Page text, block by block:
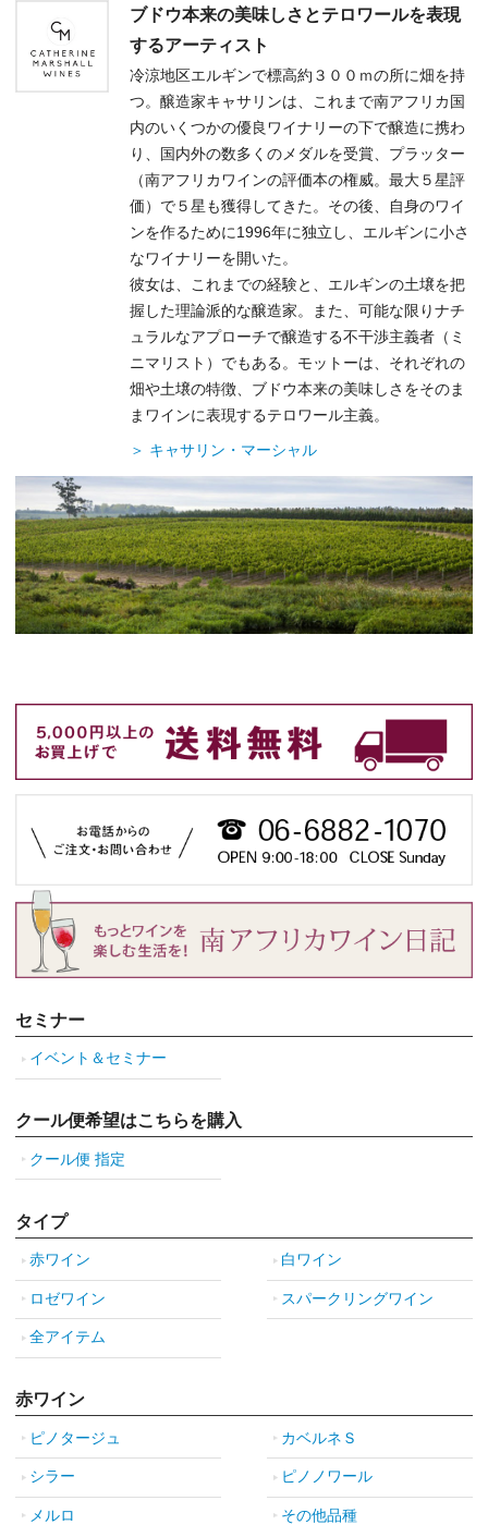
ブドウ本来の美味しさとテロワールを表現
するアーティスト
冷涼地区エルギンで標高約３００ｍの所に畑を持
つ。醸造家キャサリンは、これまで南アフリカ国
内のいくつかの優良ワイナリーの下で醸造に携わ
り、国内外の数多くのメダルを受賞、プラッター
（南アフリカワインの評価本の権威。最大５星評
価）で５星も獲得してきた。その後、自身のワイ
ンを作るために1996年に独立し、エルギンに小さ
なワイナリーを開いた。
彼女は、これまでの経験と、エルギンの土壌を把
握した理論派的な醸造家。また、可能な限りナチ
ュラルなアプローチで醸造する不干渉主義者（ミ
ニマリスト）でもある。モットーは、それぞれの
畑や土壌の特徴、ブドウ本来の美味しさをそのま
まワインに表現するテロワール主義。
＞ キャサリン・マーシャル
セミナー
イベント＆セミナー
クール便希望はこちらを購入
クール便 指定
タイプ
赤ワイン 白ワイン
ロゼワイン スパークリングワイン
全アイテム
赤ワイン
ピノタージュ カベルネＳ
シラー ピノノワール
メルロ その他品種